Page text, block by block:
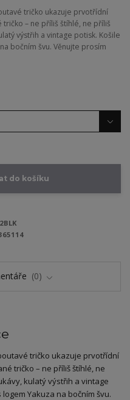
tričko ukazuje prvotřídní
tričko – ne příliš štíhlé, ne příliš
výstřih a vintage potisk. Košile
bočním švu. Věnujte prosím
do košíku
0
tričko ukazuje prvotřídní
tričko – ne příliš štíhlé, ne
kulatý výstřih a vintage
Yakuza na bočním švu.